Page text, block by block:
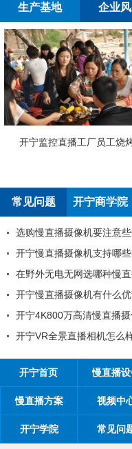
生产基地 企业
开宁监控直播工厂团队野
常见问题 开宁商学院
？
直播平台？
像机？
还能应用在哪些应用场景？
开宁首页 慢直播
慢直播方案 视频中
开宁学院 常见问